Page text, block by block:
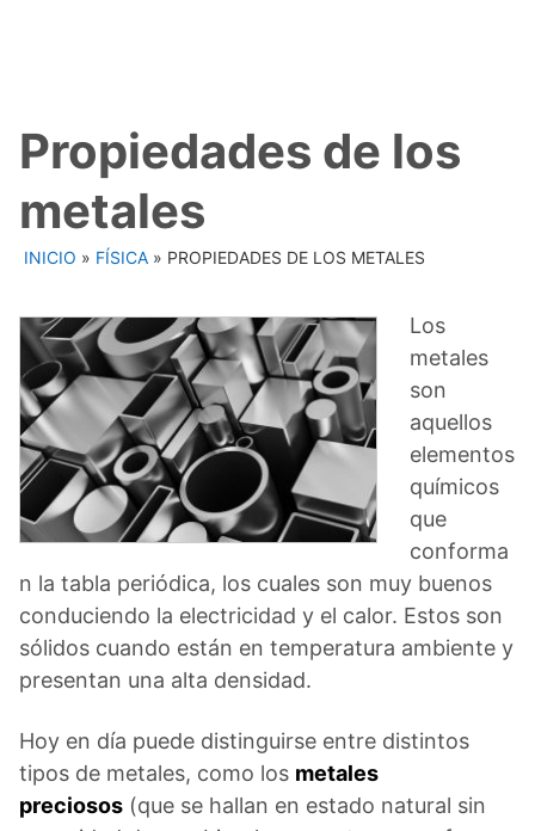
Propiedades de los
metales
INICIO » FÍSICA » PROPIEDADES DE LOS METALES
Los
metales
son
aquellos
elementos
químicos
que
conforma
n la tabla periódica, los cuales son muy buenos
conduciendo la electricidad y el calor. Estos son
sólidos cuando están en temperatura ambiente y
presentan una alta densidad.
Hoy en día puede distinguirse entre distintos
tipos de metales, como los metales
preciosos (que se hallan en estado natural sin